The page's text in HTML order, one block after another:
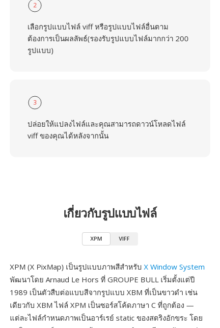
2
เลือกรูปแบบไฟล์ viff หรือรูปแบบไฟล์อื่นตาม
ต้องการเป็นผลลัพธ์(รองรับรูปแบบไฟล์มากกว่า 200
รูปแบบ)
3
ปล่อยให้แปลงไฟล์และคุณสามารถดาวน์โหลดไฟล์
viff ของคุณได้หลังจากนั้น
เกี่ยวกับรูปแบบไฟล์
XPM VIFF
XPM (X PixMap) เป็นรูปแบบภาพสีสำหรับ X Window System
พัฒนาโดย Arnaud Le Hors ที่ GROUPE BULL เริ่มตั้งแต่ปี
1989 เป็นตัวสืบต่อแบบสีจากรูปแบบ XBM ที่เป็นขาวดำ เช่น
เดียวกับ XBM ไฟล์ XPM เป็นซอร์สโค้ดภาษา C ที่ถูกต้อง —
แต่ละไฟล์กำหนดภาพเป็นอาร์เรย์ static ของสตริงอักขระ โดย